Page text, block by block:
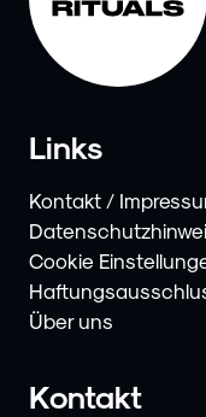
Links
Kontakt /
Cookie
Über uns
Kontakt